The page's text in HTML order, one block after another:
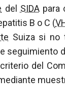
del SIDApara
B o C (
Suiza si no
seguimiento
del